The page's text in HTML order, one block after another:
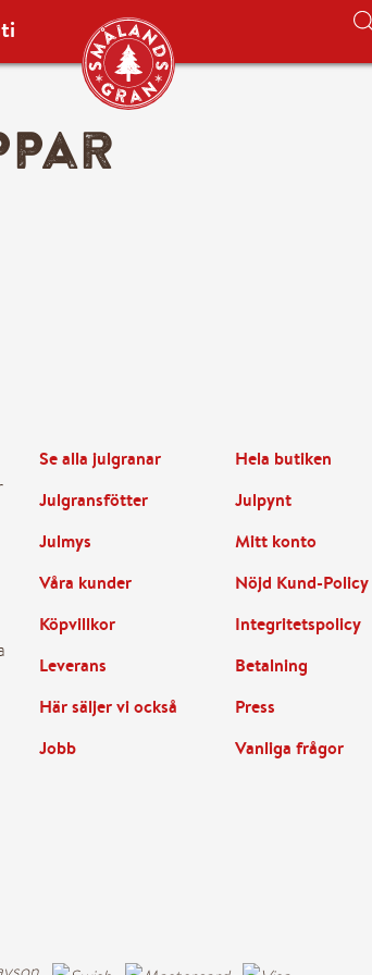
leveranstid. Under
webkarta där du i realtid kan
också ett tredje sms när vi
Ändra leveransdatum
Se alla julgranar
Hela butiken
Julgransfötter
Julpynt
Julmys
Mitt konto
Våra kunder
Nöjd Kund-Policy
Köpvillkor
Integritetspolicy
Leverans
Betalning
Här säljer vi också
Press
Jobb
Vanliga frågor